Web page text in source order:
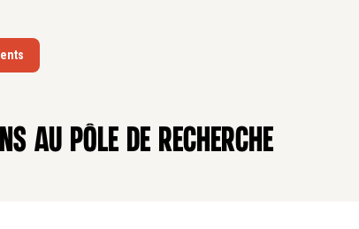
au pôle de recherche